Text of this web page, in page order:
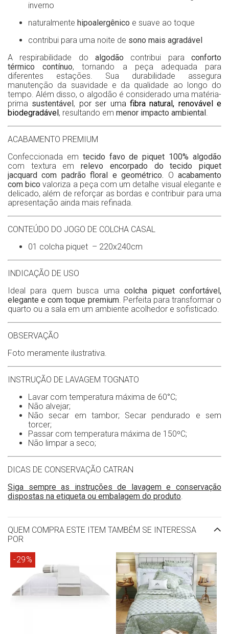
inverno
naturalmente hipoalergênico e suave ao toque
contribui para uma noite de sono mais agradável
A respirabilidade do algodão contribui paraconforto
térmico contínuo, tornando a peça adequada para
diferentes estações. Sua durabilidade assegura
manutenção da suavidade e da qualidade ao longo do
tempo. Além disso, o algodão é considerado uma matéria-
prima sustentável, por ser uma fibra natural, renovável e
biodegradável, resultando em menor impacto ambiental
ACABAMENTO PREMIUM
Confeccionada em tecido favo de piquet 100% algodão
com
textura em relevo encorpado do tecido piquet
jacquard com padrão floral e geométrico. Oacabamento
com bico valoriza a peça com um detalhe visual elegante e
delicado, além de reforçar as bordas e contribuir para uma
apresentação ainda mais refinada.
CONTEÚDO DO JOGO DE COLCHA CASAL
01 colcha piquet – 220x240cm
INDICAÇÃO DE USO
Ideal para quem busca umacolcha piquet confortável,
elegante e com toque premium. Perfeita para transformar o
quarto ou a sala em um ambiente acolhedor e sofisticado.
OBSERVAÇÃO
Foto meramente ilustrativa.
INSTRUÇÃO DE LAVAGEM TOGNATO
Lavar com temperatura máxima de 60°C;
Não alvejar;
Não secar em tambor; Secar pendurado e sem
torcer;
Passar com temperatura máxima de 150ºC;
Não limpar a seco;
DICAS DE CONSERVAÇÃO CATRAN
Siga sempre as instruções de lavagem e conservação
dispostas na etiqueta ou embalagem do produto
QUEM COMPRA ESTE ITEM TAMBÉM SE INTERESSA
POR
-29%